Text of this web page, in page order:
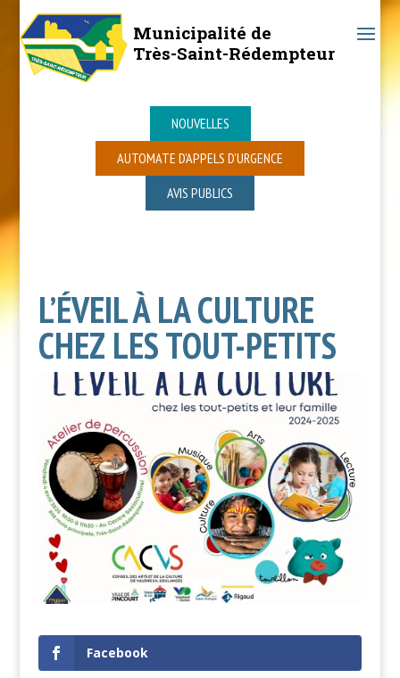
Municipalité de
Très-Saint-Rédempteur
NOUVELLES
AUTOMATE D’APPELS D’URGENCE
AVIS PUBLICS
L’ÉVEIL À LA CULTURE
CHEZ LES TOUT-PETITS
Facebook